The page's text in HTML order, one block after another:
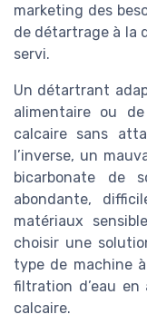
marketing des
de détartrage à la
servi.
Un détartrant
alimentaire ou
calcaire sans
l’inverse, un
bicarbonate de
abondante,
matériaux
choisir une
type de machine
filtration d’eau
calcaire.